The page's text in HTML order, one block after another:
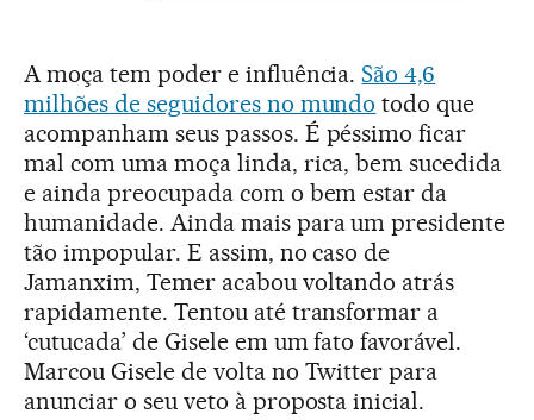
A moça tem poder e influência.São 4,6
milhões de seguidores no mundo todo que
acompanham seus passos. É péssimo ficar
mal com uma moça linda, rica, bem sucedida
e ainda preocupada com o bem estar da
humanidade. Ainda mais para um presidente
tão impopular. E assim, no caso de
Jamanxim, Temer acabou voltando atrás
rapidamente. Tentou até transformar a
‘cutucada’ de Gisele em um fato favorável.
Marcou Gisele de volta no Twitter para
anunciar o seu veto à proposta inicial.